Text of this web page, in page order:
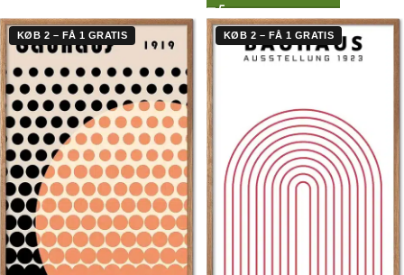
KØB 2 – FÅ 1 GRATIS KØB 2 – FÅ 1 GRATIS